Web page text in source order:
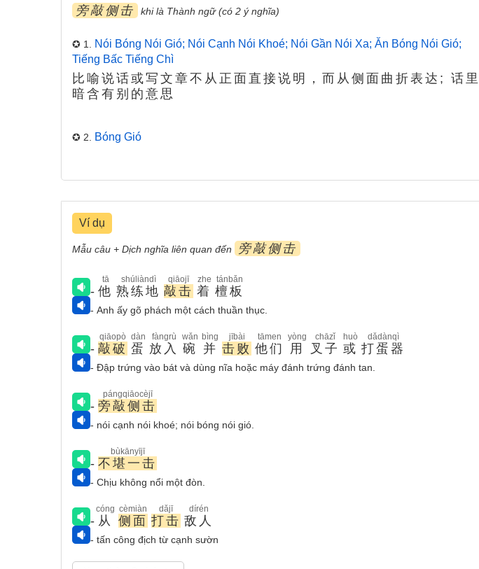
旁敲侧击 khi là Thành ngữ (có 2 ý nghĩa)
✪ 1.
Nói Bóng Nói Gió; Nói Cạnh Nói Khoé; Nói Gần Nói Xa; Ăn Bóng Nói Gió;
Tiếng Bấc Tiếng Chì
比喻说话或写文章不从正面直接说明，而从侧面曲折表达; 话里
暗含有别的意思
✪ 2. Bóng Gió
Ví dụ
Mẫu câu + Dịch nghĩa liên quan đến 旁敲侧击
- 他
tā
熟练地
shúliàndì
敲击
qiāojī
着
zhe
檀板
tánbǎn
- Anh ấy gõ phách một cách thuần thục.
- 敲破
qiāopò
蛋
dàn
放入
fàngrù
碗
wǎn
并
bìng
击败
jībài
他们
tāmen
用
yòng
叉子
chāzǐ
或
huò
打蛋器
dǎdànqì
- Đập trứng vào bát và dùng nĩa hoặc máy đánh trứng đánh tan.
- 旁敲侧击
pángqiāocèjī
- nói cạnh nói khoé; nói bóng nói gió.
- 不堪一击
bùkānyījī
- Chịu không nổi một đòn.
- 从
cóng
侧面
cèmiàn
打击
dǎjī
敌人
dírén
- tấn công địch từ cạnh sườn